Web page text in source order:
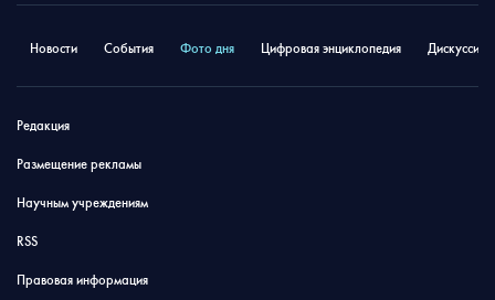
Новости События Фото дня Цифровая энциклопедия
Редакция
Размещение рекламы
Научным учреждениям
RSS
Правовая информация